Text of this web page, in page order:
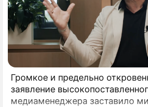
Громкое и предельно
заявление
медиаменеджера заставило